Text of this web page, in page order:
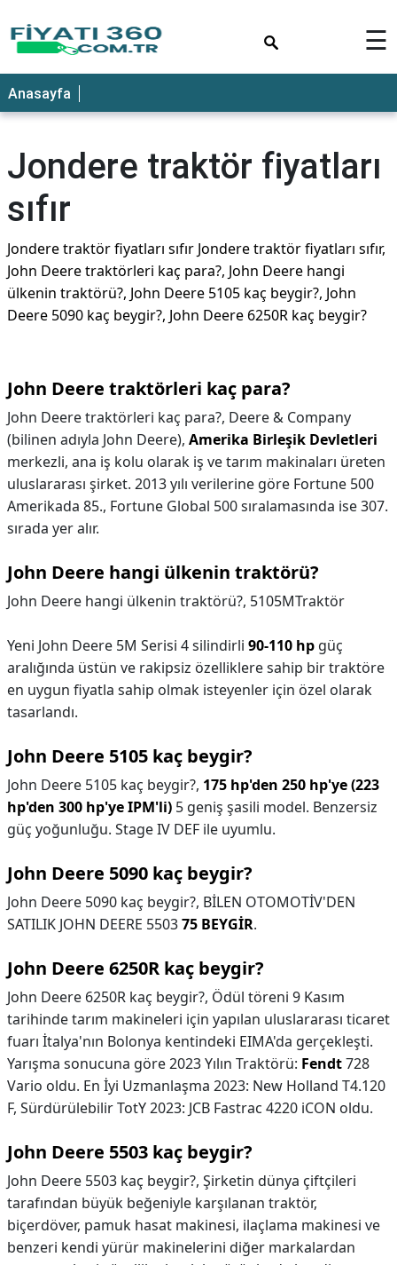
☰
Anasayfa
Jondere traktör fiyatları
sıfır
Jondere traktör fiyatları sıfır Jondere traktör fiyatları sıfır,
John Deere traktörleri kaç para?, John Deere hangi
ülkenin traktörü?, John Deere 5105 kaç beygir?, John
Deere 5090 kaç beygir?, John Deere 6250R kaç beygir?
John Deere traktörleri kaç para?
John Deere traktörleri kaç para?, Deere & Company
(bilinen adıyla John Deere), Amerika Birleşik Devletleri
merkezli, ana iş kolu olarak iş ve tarım makinaları üreten
uluslararası şirket. 2013 yılı verilerine göre Fortune 500
Amerikada 85., Fortune Global 500 sıralamasında ise 307.
sırada yer alır.
John Deere hangi ülkenin traktörü?
John Deere hangi ülkenin traktörü?, 5105MTraktör
Yeni John Deere 5M Serisi 4 silindirli 90-110 hp güç
aralığında üstün ve rakipsiz özelliklere sahip bir traktöre
en uygun fiyatla sahip olmak isteyenler için özel olarak
tasarlandı.
John Deere 5105 kaç beygir?
John Deere 5105 kaç beygir?, 175 hp'den 250 hp'ye (223
hp'den 300 hp'ye IPM'li) 5 geniş şasili model. Benzersiz
güç yoğunluğu. Stage IV DEF ile uyumlu.
John Deere 5090 kaç beygir?
John Deere 5090 kaç beygir?, BİLEN OTOMOTİV'DEN
SATILIK JOHN DEERE 550375 BEYGİR.
John Deere 6250R kaç beygir?
John Deere 6250R kaç beygir?, Ödül töreni 9 Kasım
tarihinde tarım makineleri için yapılan uluslararası ticaret
fuarı İtalya'nın Bolonya kentindeki EIMA'da gerçekleşti.
Yarışma sonucuna göre 2023 Yılın Traktörü: Fendt728
Vario oldu. En İyi Uzmanlaşma 2023: New Holland T4.120
F, Sürdürülebilir TotY 2023: JCB Fastrac 4220 iCON oldu.
John Deere 5503 kaç beygir?
John Deere 5503 kaç beygir?, Şirketin dünya çiftçileri
tarafından büyük beğeniyle karşılanan traktör,
biçerdöver, pamuk hasat makinesi, ilaçlama makinesi ve
benzeri kendi yürür makinelerini diğer markalardan